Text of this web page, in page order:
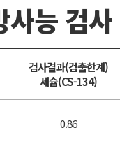
능 검
검사결과(검출한계)
세슘(CS-134)
0.86